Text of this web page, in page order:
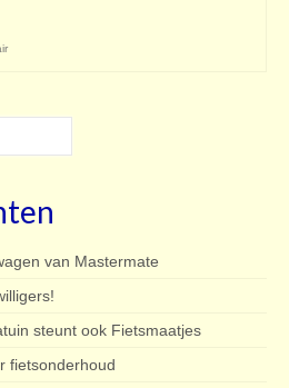
van Mastermate
steunt ook Fietsmaatjes
fietsonderhoud